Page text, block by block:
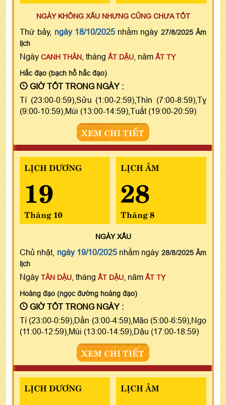
NGÀY KHÔNG XẤU NHƯNG CŨNG CHƯA TỐT
Thứ bảy, ngày 18/10/2025nhằm ngày 27/8/2025 Âm
lịch
Ngày CANH THÂN , tháng ẤT DẬU , năm ẤT TỴ
Hắc đạo (bạch hổ hắc đạo)
GIỜ TỐT TRONG NGÀY :
Tí (23:00-0:59),Sửu (1:00-2:59),Thìn (7:00-8:59),Tỵ
(9:00-10:59),Mùi (13:00-14:59),Tuất (19:00-20:59)
XEM CHI TIẾT
LỊCH DƯƠNG
19
Tháng 10
LỊCH ÂM
28
Tháng 8
NGÀYXẤU
Chủ nhật, ngày 19/10/2025nhằm ngày 28/8/2025 Âm
lịch
Ngày TÂN DẬU , tháng ẤT DẬU , năm ẤT TỴ
Hoàng đạo (ngọc đường hoàng đạo)
GIỜ TỐT TRONG NGÀY :
Tí (23:00-0:59),Dần (3:00-4:59),Mão (5:00-6:59),Ngọ
(11:00-12:59),Mùi (13:00-14:59),Dậu (17:00-18:59)
XEM CHI TIẾT
LỊCH DƯƠNG LỊCH ÂM